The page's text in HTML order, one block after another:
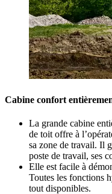
Cabine confort
La grande cabine
de toit offre à
sa zone de travail. Il
poste de travail, ses
Elle est facile à
Toutes les fonctions
tout disponibles.